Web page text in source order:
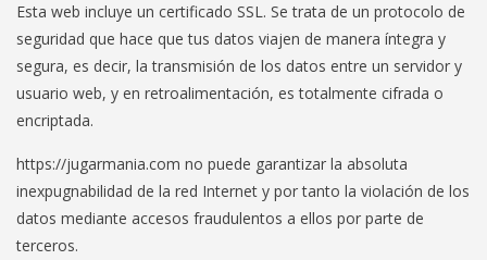
Esta web incluye un certificado SSL. Se trata de un protocolo de
seguridad que hace que tus datos viajen de manera íntegra y
segura, es decir, la transmisión de los datos entre un servidor y
usuario web, y en retroalimentación, es totalmente cifrada o
encriptada.
https://jugarmania.com no puede garantizar la absoluta
inexpugnabilidad de la red Internet y por tanto la violación de los
datos mediante accesos fraudulentos a ellos por parte de
terceros.